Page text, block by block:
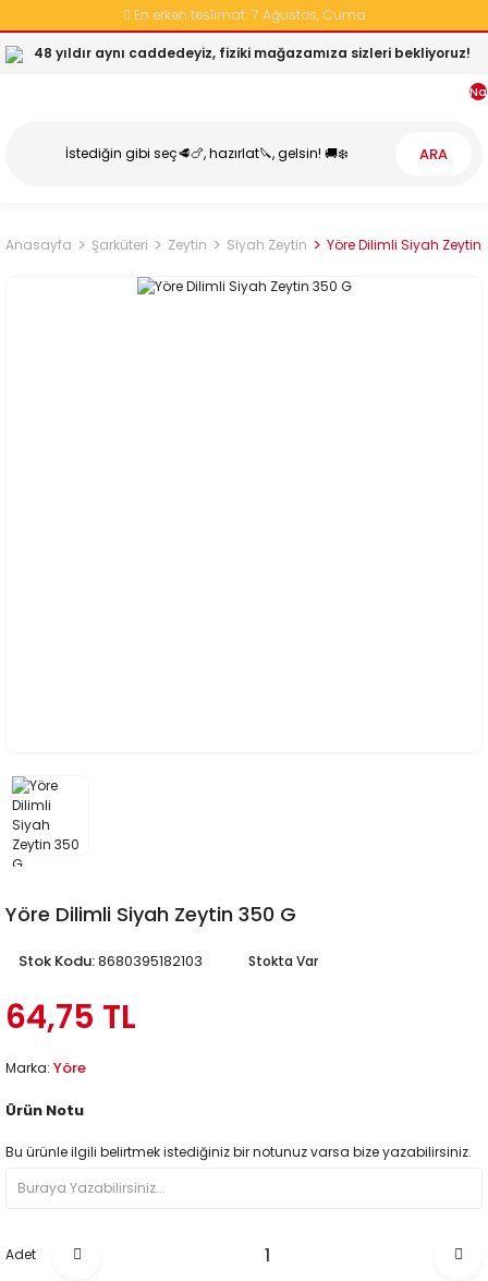
En erken teslimat: 7 Ağustos, Cuma
48 yıldır aynı caddedeyiz, fiziki mağazamıza sizleri bekliyoruz!
ARA
Anasayfa Şarküteri Zeytin Siyah Zeytin Yöre Dilimli Siyah Zeytin
Yöre Dilimli Siyah Zeytin 350 G
Stok Kodu:8680395182103 Stokta Var
64,75 TL
Marka: Yöre
Ürün Notu
Bu ürünle ilgili belirtmek istediğiniz bir notunuz varsa bize yazabilirsiniz.
Adet